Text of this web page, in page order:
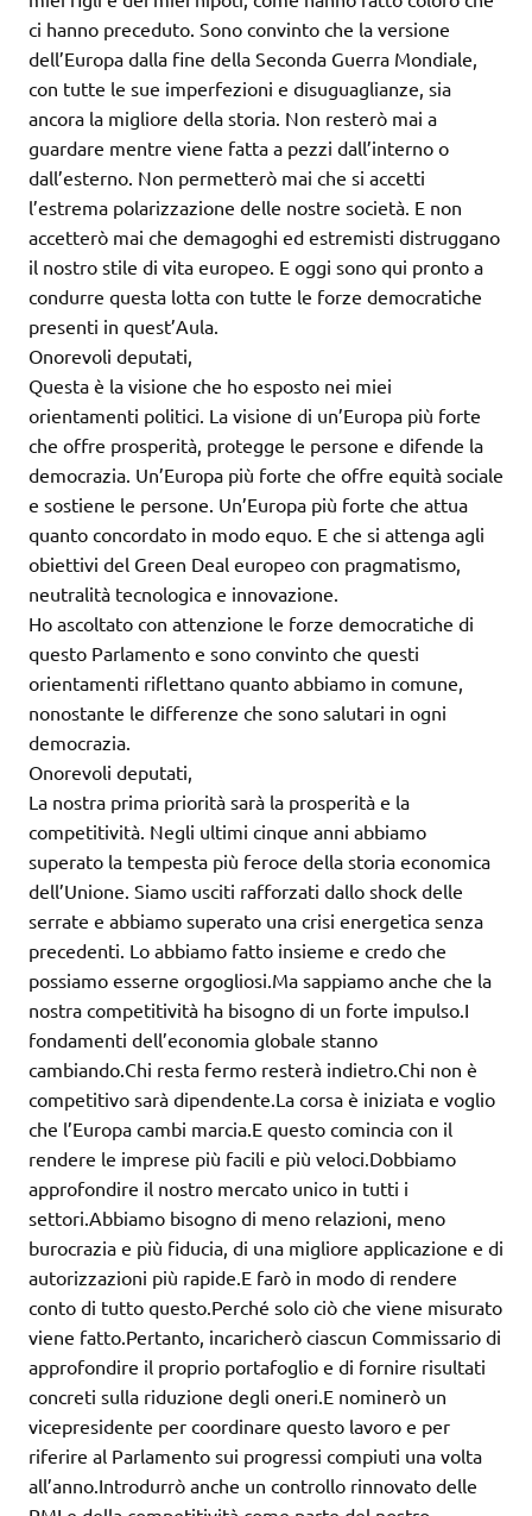
ci hanno preceduto. Sono convinto che la versione
dell’Europa dalla fine della Seconda Guerra Mondiale,
con tutte le sue imperfezioni e disuguaglianze, sia
ancora la migliore della storia. Non resterò mai a
guardare mentre viene fatta a pezzi dall’interno o
dall’esterno. Non permetterò mai che si accetti
l’estrema polarizzazione delle nostre società. E non
accetterò mai che demagoghi ed estremisti distruggano
il nostro stile di vita europeo. E oggi sono qui pronto a
condurre questa lotta con tutte le forze democratiche
presenti in quest’Aula.
Onorevoli deputati,
Questa è la visione che ho esposto nei miei
orientamenti politici. La visione di un’Europa più forte
che offre prosperità, protegge le persone e difende la
democrazia. Un’Europa più forte che offre equità sociale
e sostiene le persone. Un’Europa più forte che attua
quanto concordato in modo equo. E che si attenga agli
obiettivi del Green Deal europeo con pragmatismo,
neutralità tecnologica e innovazione.
Ho ascoltato con attenzione le forze democratiche di
questo Parlamento e sono convinto che questi
orientamenti riflettano quanto abbiamo in comune,
nonostante le differenze che sono salutari in ogni
democrazia.
Onorevoli deputati,
La nostra prima priorità sarà la prosperità e la
competitività. Negli ultimi cinque anni abbiamo
superato la tempesta più feroce della storia economica
dell’Unione. Siamo usciti rafforzati dallo shock delle
serrate e abbiamo superato una crisi energetica senza
precedenti. Lo abbiamo fatto insieme e credo che
possiamo esserne orgogliosi.Ma sappiamo anche che la
nostra competitività ha bisogno di un forte impulso.I
fondamenti dell’economia globale stanno
cambiando.Chi resta fermo resterà indietro.Chi non è
competitivo sarà dipendente.La corsa è iniziata e voglio
che l’Europa cambi marcia.E questo comincia con il
rendere le imprese più facili e più veloci.Dobbiamo
approfondire il nostro mercato unico in tutti i
settori.Abbiamo bisogno di meno relazioni, meno
burocrazia e più fiducia, di una migliore applicazione e di
autorizzazioni più rapide.E farò in modo di rendere
conto di tutto questo.Perché solo ciò che viene misurato
viene fatto.Pertanto, incaricherò ciascun Commissario di
approfondire il proprio portafoglio e di fornire risultati
concreti sulla riduzione degli oneri.E nominerò un
vicepresidente per coordinare questo lavoro e per
riferire al Parlamento sui progressi compiuti una volta
all’anno.Introdurrò anche un controllo rinnovato delle